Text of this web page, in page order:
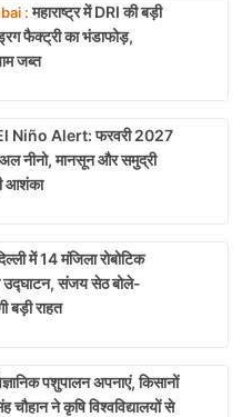
:महाराष्ट्र में DRI की बड़ी
फैक्ट्री का भंडाफोड़,
जब्त
Niño Alert: फरवरी 2027
नीनो, मानसून और समुद्री
आशंका
में 14 मंजिला रोबोटिक
उद्घाटन, संजय सेठ बोले-
बड़ी राहत
पशुपालन अपनाएं, किसानों
चौहान ने कृषि विश्वविद्यालयों से